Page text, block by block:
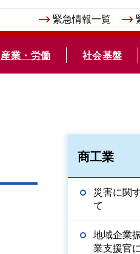
緊急情報一覧
産業・労働 社会基盤
商工業
災害に関
て
地域企業
業支援官